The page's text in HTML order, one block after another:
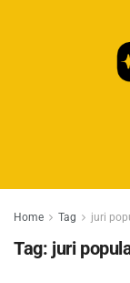
Home Tag juri
Tag: juri